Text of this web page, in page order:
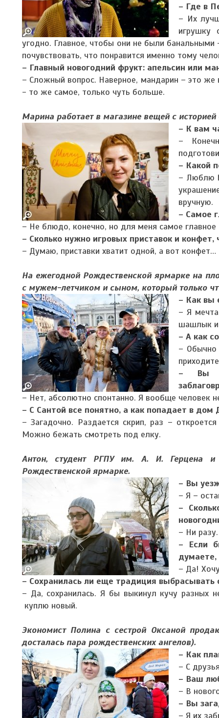
– Где в
– Их
игрушку
угодно. Главное, чтобы они не были
почувствовать, что понравится именно тому
– Главный новогодний фрукт: апельсин или
– Сложный вопрос. Наверное, мандарин – это же
- то же самое, только чуть больше.
Марина работает в магазине вещей с историей
– К вам
–
– Какой
– Люблю
вручную.
– Самое
– Не блюдо, конечно, но для меня самое
– Сколько нужно игровых приставок и
– Думаю, приставки хватит одной, а вот
На ежегодной Рождественской ярмарке на
с мужем-летчиком и сыном, который только
– Как вы
– Я
шашлык
– А как
– Обычно
– Вы
– Нет, абсолютно спонтанно. Я вообще человек
– С Сантой все понятно, а как попадает в
– Загадочно. Раздается скрип, раз –
Можно бежать смотреть под елку.
Антон, студент РГПУ им. А. И. Герцена и
Рождественской ярмарке.
– Вы
– Я –
–
– Ни
– Если
думаете,
– Да!
– Сохранилась ли еще традиция
– Да, сохранилась. Я бы выкинул кучу
куплю новый.
Экономист Полина с сестрой Оксаной
досталась пара рождественских ангелов).
– Как
– С
– Ваш
– В
– Вы
– Я их